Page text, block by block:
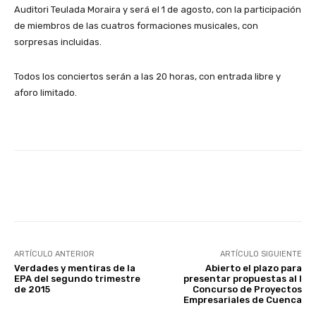
Auditori Teulada Moraira y será el 1 de agosto, con la participación
de miembros de las cuatros formaciones musicales, con
sorpresas incluidas.
Todos los conciertos serán a las 20 horas, con entrada libre y
aforo limitado.
ARTÍCULO ANTERIOR
Verdades y mentiras de la
EPA del segundo trimestre
de 2015
ARTÍCULO SIGUIENTE
Abierto el plazo para
presentar propuestas al I
Concurso de Proyectos
Empresariales de Cuenca